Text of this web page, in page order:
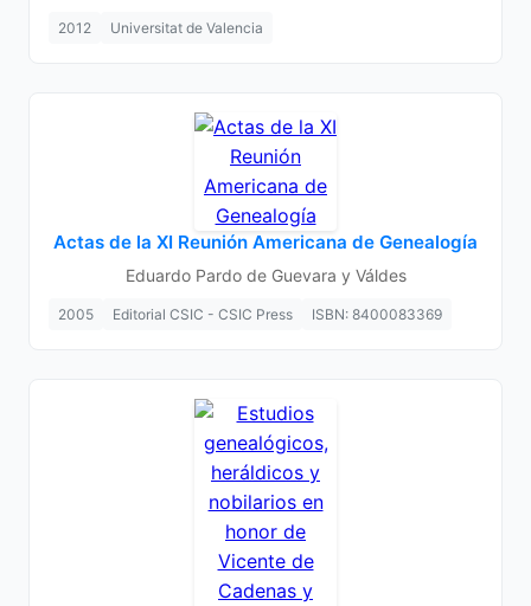
2012 Universitat de Valencia
Actas de la XI Reunión Americana de Genealogía
Eduardo Pardo de Guevara y Váldes
2005 Editorial CSIC - CSIC Press ISBN: 8400083369